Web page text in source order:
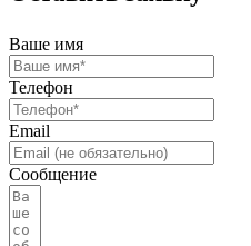
Ваше имя
Телефон
Email
Сообщение